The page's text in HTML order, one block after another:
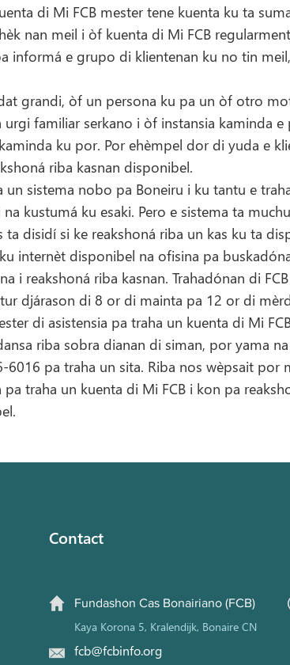
di Mi FCB mester tene kuenta ku ta
nan meil i òf kuenta di Mi FCB
informá e grupo di klientenan ku no tin
grandi, òf un persona ku pa un òf otro
urgi familiar serkano i òf instansia kaminda
ku por. Por ehèmpel dor di yuda e
riba kasnan disponibel.
un sistema nobo pa Boneiru i ku tantu e
kustumá ku esaki. Pero e sistema ta
ta disidí si ke reakshoná riba un kas ku ta
internèt disponibel na ofisina pa
i reakshoná riba kasnan. Trahadónan di
djárason di 8 or di mainta pa 12 or di
di asistensia pa traha un kuenta di Mi
riba sobra dianan di siman, por yama
6016 pa traha un sita. Riba nos wèpsait por
traha un kuenta di Mi FCB i kon pa
Contact
Fundashon Cas Bonairiano (FCB)
Kaya Korona 5, Kralendijk, Bonaire CN
fcb@fcbinfo.org